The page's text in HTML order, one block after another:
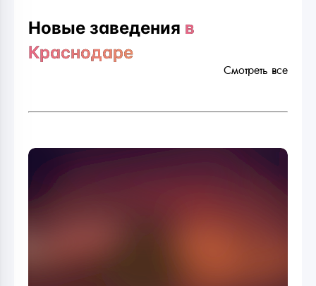
Новые заведения в
Краснодаре
Смотреть все